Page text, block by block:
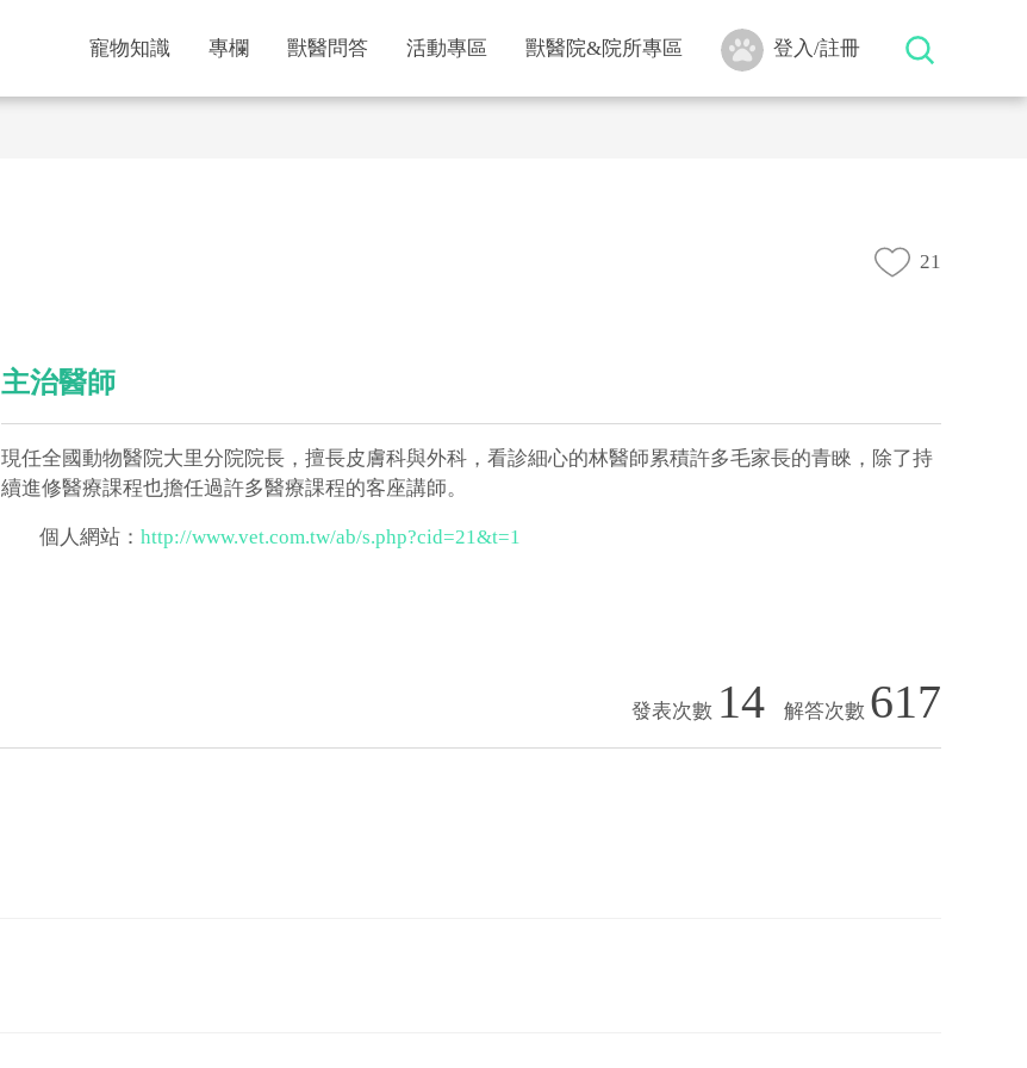
寵物知識 專欄 獸醫問答 活動專區 獸醫院&院所專區 登入/註冊
21
主治醫師
現任全國動物醫院大里分院院長，擅長皮膚科與外科，看診細心的林醫師累積許多毛家長的青睞，除了持
續進修醫療課程也擔任過許多醫療課程的客座講師。
個人網站： http://www.vet.com.tw/ab/s.php?cid=21&t=1
14 617